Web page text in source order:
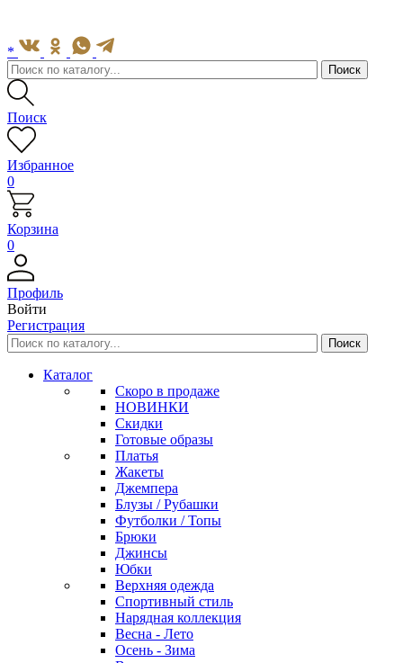
*
Поиск
Избранное
0
Корзина
0
Профиль
Войти
Регистрация
Каталог
Скоро в продаже
НОВИНКИ
Скидки
Готовые образы
Платья
Жакеты
Джемпера
Блузы / Рубашки
Футболки / Топы
Брюки
Джинсы
Юбки
Верхняя одежда
Спортивный стиль
Нарядная коллекция
Весна - Лето
Осень - Зима